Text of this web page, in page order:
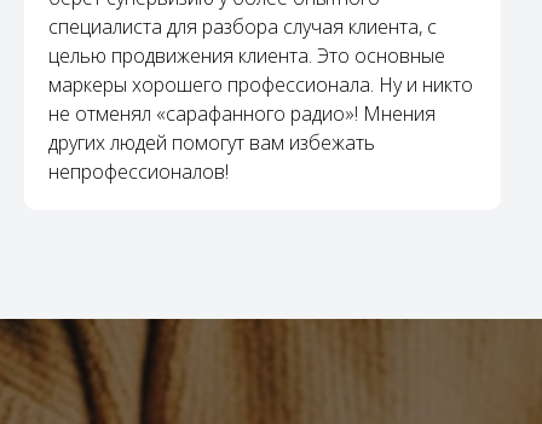
специалиста для разбора случая клиента, с
целью продвижения клиента. Это основные
маркеры хорошего профессионала. Ну и никто
не отменял «сарафанного радио»! Мнения
других людей помогут вам избежать
непрофессионалов!